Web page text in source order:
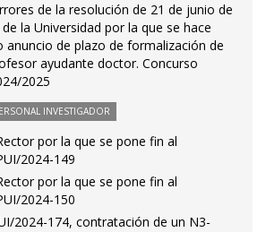
de la resolución de 21 de junio de
la Universidad por la que se hace
anuncio de plazo de formalización de
ayudante doctor. Concurso
2025
INVESTIGADOR
por la que se pone fin al
2024-149
por la que se pone fin al
2024-150
2024-174, contratación de un N3-